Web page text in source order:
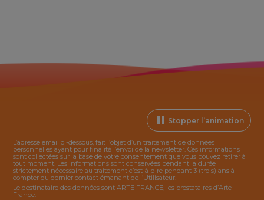
Stopper l’animation
L’adresse email ci-dessous, fait l’objet d’un traitement de données
personnelles ayant pour finalité l’envoi de la newsletter. Ces informations
sont collectées sur la base de votre consentement que vous pouvez retirer à
tout moment. Les informations sont conservées pendant la durée
strictement nécessaire au traitement c’est-à-dire pendant 3 (trois) ans à
compter du dernier contact émanant de l’Utilisateur.
Le destinataire des données sont ARTE FRANCE, les prestataires d’Arte
France.